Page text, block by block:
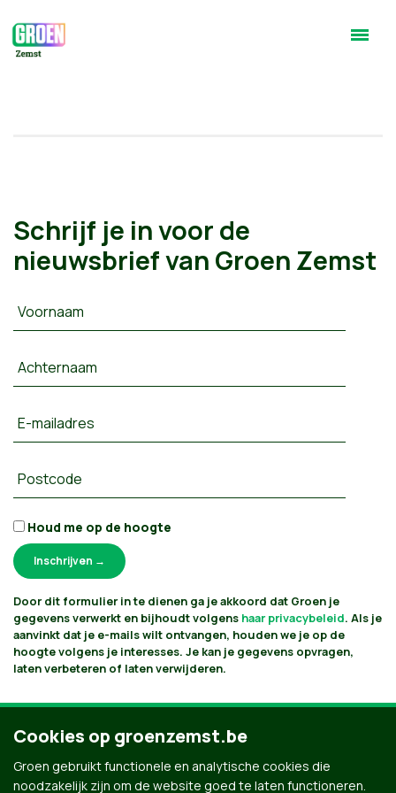
Schrijf je in voor de
nieuwsbrief van Groen Zemst
Voornaam
Achternaam
E-mailadres
Postcode
Houd me op de hoogte
Door dit formulier in te dienen ga je akkoord dat Groen je
gegevens verwerkt en bijhoudt volgens haar privacybeleid. Als je
aanvinkt dat je e-mails wilt ontvangen, houden we je op de
hoogte volgens je interesses. Je kan je gegevens opvragen,
laten verbeteren of laten verwijderen.
Cookies op groenzemst.be
Groen gebruikt functionele en analytische cookies die
noodzakelijk zijn om de website goed te laten functioneren.